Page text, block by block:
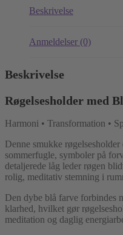
Beskrivelse
Anmeldelser (0)
Beskrivelse
Røgelsesholder med
Harmoni • Transformation •
Denne smukke
sommerfugle, symboler på
detaljerede låg leder røgen
rolig, meditativ stemning i
Den dybe blå farve forbindes
klarhed, hvilket gør
meditation og daglig